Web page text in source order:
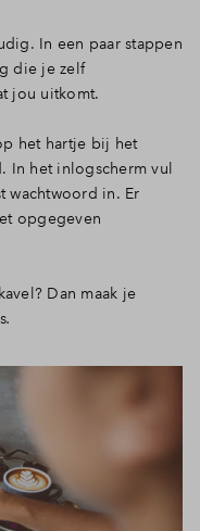
In een paar stappen
die je zelf
jou uitkomt.
het hartje bij het
In het inlogscherm vul
wachtwoord in. Er
opgegeven
Dan maak je
.